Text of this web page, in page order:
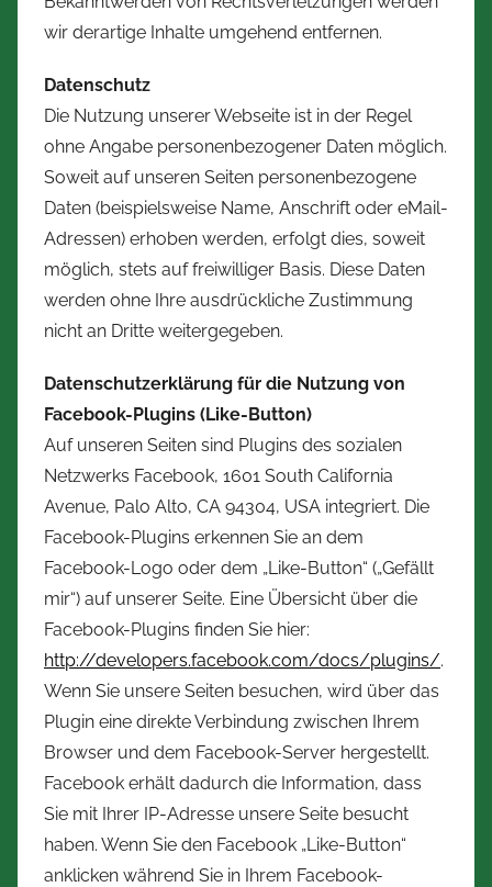
wir derartige Inhalte umgehend entfernen.
Datenschutz
Die Nutzung unserer Webseite ist in der Regel
ohne Angabe personenbezogener Daten möglich.
Soweit auf unseren Seiten personenbezogene
Daten (beispielsweise Name, Anschrift oder eMail-
Adressen) erhoben werden, erfolgt dies, soweit
möglich, stets auf freiwilliger Basis. Diese Daten
werden ohne Ihre ausdrückliche Zustimmung
nicht an Dritte weitergegeben.
Datenschutzerklärung für die Nutzung von
Facebook-Plugins (Like-Button)
Auf unseren Seiten sind Plugins des sozialen
Netzwerks Facebook, 1601 South California
Avenue, Palo Alto, CA 94304, USA integriert. Die
Facebook-Plugins erkennen Sie an dem
Facebook-Logo oder dem „Like-Button“ („Gefällt
mir“) auf unserer Seite. Eine Übersicht über die
Facebook-Plugins finden Sie hier:
http://developers.facebook.com/docs/plugins/.
Wenn Sie unsere Seiten besuchen, wird über das
Plugin eine direkte Verbindung zwischen Ihrem
Browser und dem Facebook-Server hergestellt.
Facebook erhält dadurch die Information, dass
Sie mit Ihrer IP-Adresse unsere Seite besucht
haben. Wenn Sie den Facebook „Like-Button“
anklicken während Sie in Ihrem Facebook-